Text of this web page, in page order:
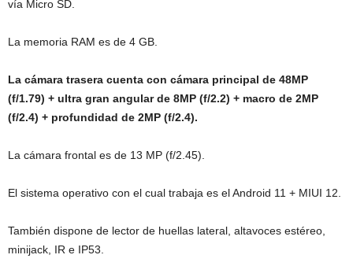
vía Micro SD.
La memoria RAM es de 4 GB.
La cámara trasera cuenta con cámara principal de 48MP
(f/1.79) + ultra gran angular de 8MP (f/2.2) + macro de 2MP
(f/2.4) + profundidad de 2MP (f/2.4).
La cámara frontal es de 13 MP (f/2.45).
El sistema operativo con el cual trabaja es el Android 11 + MIUI 12.
También dispone de lector de huellas lateral, altavoces estéreo,
minijack, IR e IP53.